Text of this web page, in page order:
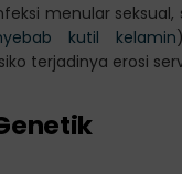
menular
kutil kelamin
terjadinya erosi